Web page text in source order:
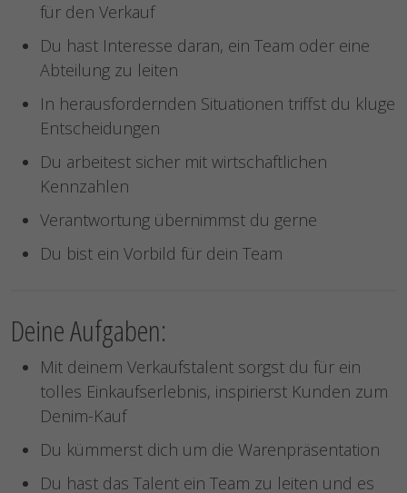
für den Verkauf
Du hast Interesse daran, ein Team oder eine
Abteilung zu leiten
In herausfordernden Situationen triffst du kluge
Entscheidungen
Du arbeitest sicher mit wirtschaftlichen
Kennzahlen
Verantwortung übernimmst du gerne
Du bist ein Vorbild für dein Team
Deine Aufgaben:
Mit deinem Verkaufstalent sorgst du für ein
tolles Einkaufserlebnis, inspirierst Kunden zum
Denim-Kauf
Du kümmerst dich um die Warenpräsentation
Du hast das Talent ein Team zu leiten und es